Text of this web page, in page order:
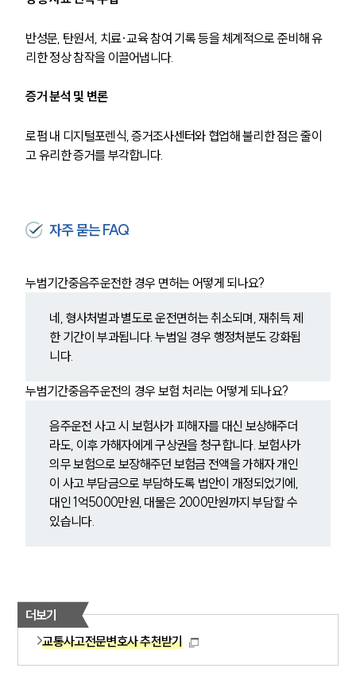
반성문, 탄원서, 치료·교육 참여 기록 등을 체계적으로 준비해 유
리한 정상 참작을 이끌어냅니다.
증거 분석 및 변론
로펌 내 디지털포렌식, 증거조사센터와 협업해 불리한 점은 줄이
고 유리한 증거를 부각합니다.
자주 묻는 FAQ
누범기간중음주운전한 경우 면허는 어떻게 되나요?
네, 형사처벌과 별도로 운전면허는 취소되며, 재취득 제
한 기간이 부과됩니다. 누범일 경우 행정처분도 강화됩
니다.
누범기간중음주운전의 경우 보험 처리는 어떻게 되나요?
음주운전 사고 시 보험사가 피해자를 대신 보상해주더
라도, 이후 가해자에게 구상권을 청구합니다. 보험사가
의무 보험으로 보장해주던 보험금 전액을 가해자 개인
이 사고 부담금으로 부담하도록 법안이 개정되었기에,
대인 1억5000만원, 대물은 2000만원까지 부담할 수
있습니다.
더보기
교통사고전문변호사 추천받기